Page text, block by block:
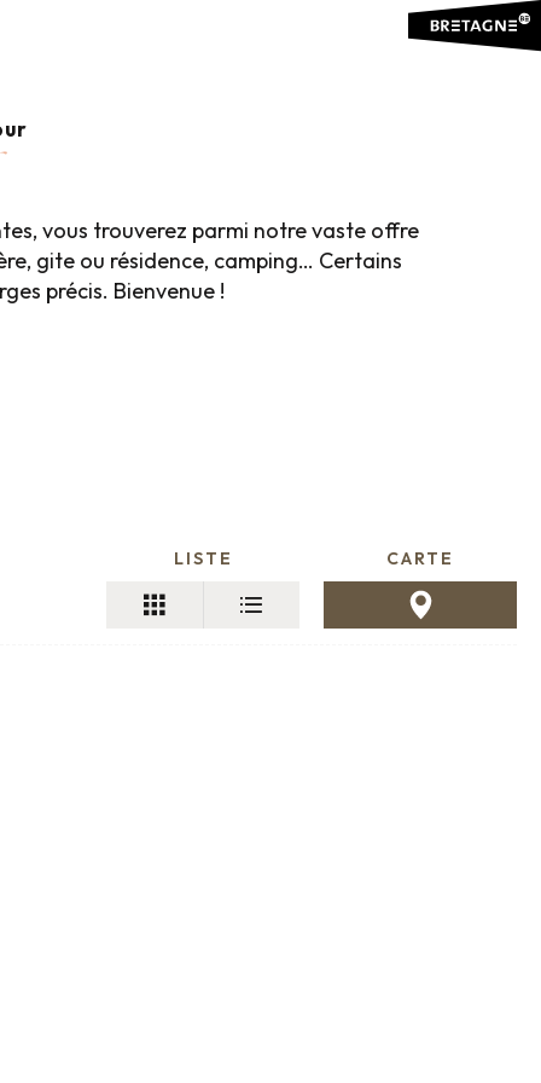
vous trouverez parmi notre vaste offre
gite ou résidence, camping… Certains
précis. Bienvenue !
LISTE CARTE